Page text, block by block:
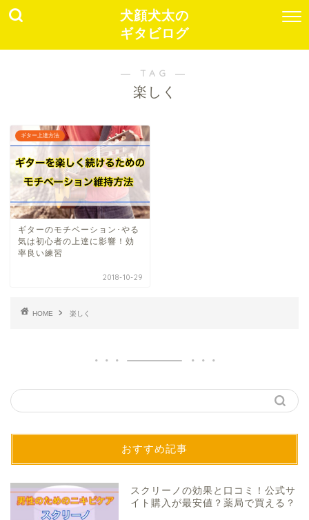
犬顔犬太の
ギタビログ
― TAG ―
楽しく
ギター上達方法
ギターのモチベーション･やる
気は初心者の上達に影響！効
率良い練習
2018-10-29
HOME 楽しく
おすすめ記事
スクリーノの効果と口コミ！公式サ
イト購入が最安値？薬局で買える？